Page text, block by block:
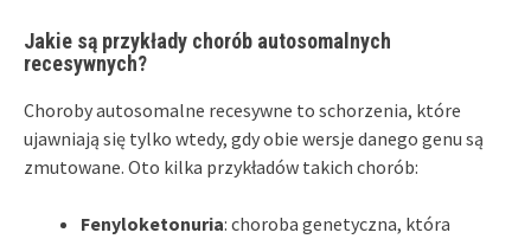
Jakie są przykłady chorób autosomalnych
recesywnych?
Choroby autosomalne recesywne to schorzenia, które
ujawniają się tylko wtedy, gdy obie wersje danego genu są
zmutowane. Oto kilka przykładów takich chorób:
Fenyloketonuria: choroba genetyczna, która